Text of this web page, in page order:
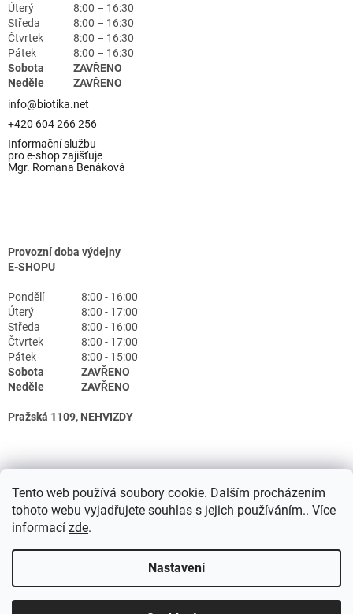
Tento web používá soubory cookie. Dalším procházením
tohoto webu vyjadřujete souhlas s jejich používáním.. Více
informací zde.
Nastavení
Úterý
8:00 – 16:30
Středa
8:00 – 16:30
Čtvrtek
8:00 – 16:30
Pátek
8:00 – 16:30
Sobota
ZAVŘENO
Neděle
ZAVŘENO
info@biotika.net
+420 604 266 256
Informační službu
pro e-shop zajišťuje
Mgr. Romana Benáková
Provozní doba výdejny
E-SHOPU
Pondělí
8:00 - 16:00
Úterý
8:00 - 17:00
Středa
8:00 - 16:00
Čtvrtek
8:00 - 17:00
Pátek
8:00 - 15:00
Sobota
ZAVŘENO
Neděle
ZAVŘENO
Pražská 1109, NEHVIZDY
Vytvořil Shoptet